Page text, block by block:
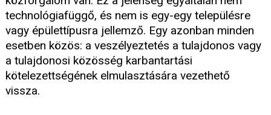
technológiafüggő, és nem is egy-egy településre
vagy épülettípusra jellemző. Egy azonban minden
esetben közös: a veszélyeztetés a tulajdonos vagy
a tulajdonosi közösség karbantartási
kötelezettségének elmulasztására vezethető
vissza.